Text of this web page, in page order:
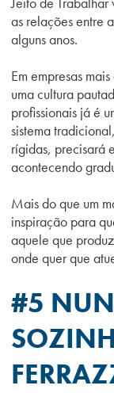
as relações entre
alguns anos.
Em empresas
uma cultura
profissionais já é
sistema
rígidas, precisará
acontecendo
Mais do que um
inspiração para
aquele que
onde quer que
#5